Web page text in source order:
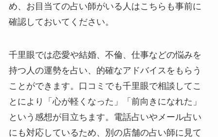
め、お目当ての占い師がいる人はこちらも事前に
確認しておいてください。
千里眼では恋愛や結婚、不倫、仕事などの悩みを
持つ人の運勢を占い、的確なアドバイスをもらう
ことができます。口コミでも千里眼で相談してこ
とにより「心が軽くなった」「前向きになれた」
という感想が目立ちます。電話占いやメール占い
にも対応しているため、別の店舗の占い師に見て